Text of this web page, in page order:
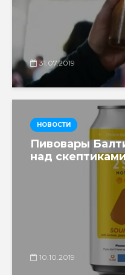
31.07.2019
НОВОСТИ
Пивовары
над
10.10.2019